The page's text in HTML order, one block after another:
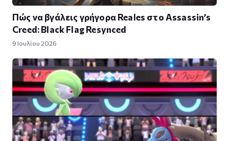
Πώς να βγάλεις γρήγορα Reales στο Assassin’s
Creed: Black Flag Resynced
9 Ιουλίου 2026